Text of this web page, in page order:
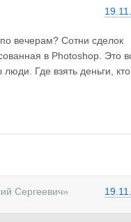
вечерам? Сотни сделок
в Photoshop. Это
Где взять деньги, кто
Сергеевич»